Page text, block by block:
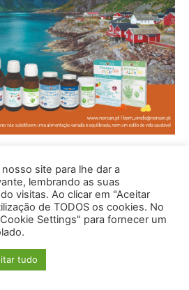
site para lhe dar a
lembrando as suas
visitas. Ao clicar em "Aceitar
de TODOS os cookies. No
Settings" para fornecer um
tudo